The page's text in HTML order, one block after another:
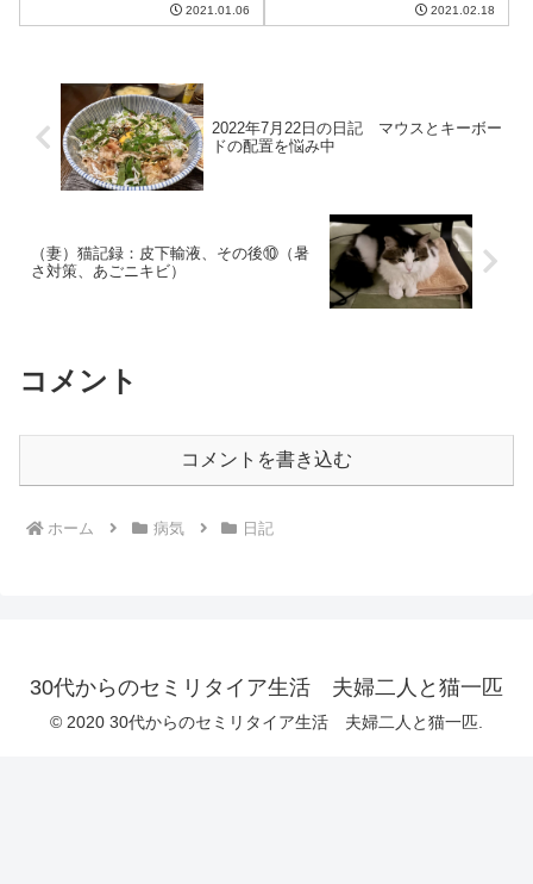
ない天気。洗濯物はどうにか乾
るという話だけど...
2021.01.06
き、いい感じ。明日は寒くなる
らしい。ちょうど心療内科の予
2021.02.18
2022年7月22日の日記 マウスとキーボー
ドの配置を悩み中
（妻）猫記録：皮下輸液、その後⑩（暑
さ対策、あごニキビ）
コメント
コメントを書き込む
ホーム 病気 日記
30代からのセミリタイア生活 夫婦二人と猫一匹
© 2020 30代からのセミリタイア生活 夫婦二人と猫一匹.